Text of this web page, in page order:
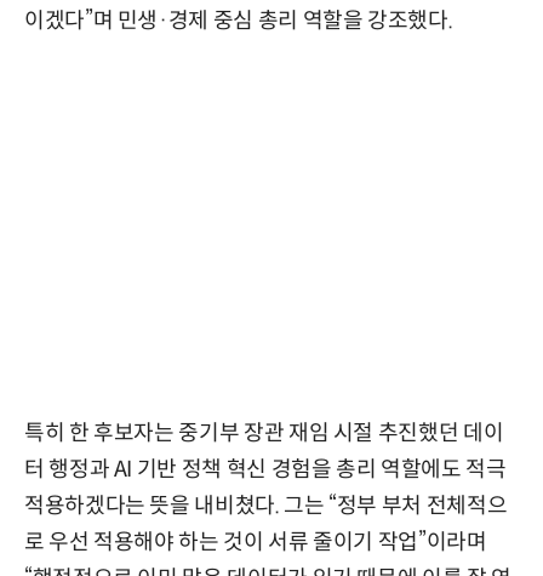
이겠다”며 민생·경제 중심 총리 역할을 강조했다.
특히 한 후보자는 중기부 장관 재임 시절 추진했던 데이
터 행정과 AI 기반 정책 혁신 경험을 총리 역할에도 적극
적용하겠다는 뜻을 내비쳤다. 그는 “정부 부처 전체적으
로 우선 적용해야 하는 것이 서류 줄이기 작업”이라며